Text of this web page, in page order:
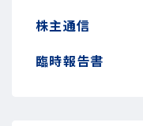
株主通信
臨時報告書